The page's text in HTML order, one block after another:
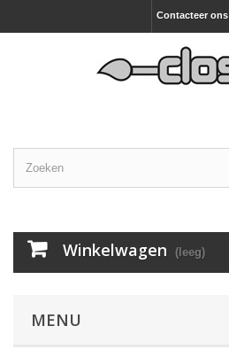
Contacteer ons
Winkelwagen (leeg)
MENU